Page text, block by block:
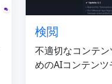
検閲
不適切なコンテ
めのAIコンテンツ